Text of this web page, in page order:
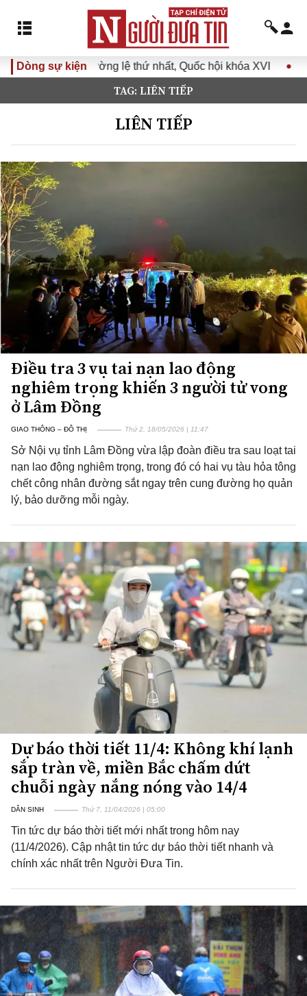
Dòng sự kiện
nhất, Quốc hội khóa XVI Đưa Nghị quyết Đại hội Đảng
TAG: LIÊN TIẾP
LIÊN TIẾP
Điều tra 3 vụ tai nạn lao động
nghiêm trọng khiến 3 người tử vong
ở Lâm Đồng
GIAO THÔNG – ĐÔ THỊ Thứ 2, 18/05/2026 | 11:47
Sở Nội vụ tỉnh Lâm Đồng vừa lập đoàn điều tra sau loạt tai
nạn lao động nghiêm trọng, trong đó có hai vụ tàu hỏa tông
chết công nhân đường sắt ngay trên cung đường họ quản
lý, bảo dưỡng mỗi ngày.
Dự báo thời tiết 11/4: Không khí lạnh
sắp tràn về, miền Bắc chấm dứt
chuỗi ngày nắng nóng vào 14/4
DÂN SINH Thứ 7, 11/04/2026 | 05:00
Tin tức dự báo thời tiết mới nhất trong hôm nay
(11/4/2026). Cập nhật tin tức dự báo thời tiết nhanh và
chính xác nhất trên Người Đưa Tin.